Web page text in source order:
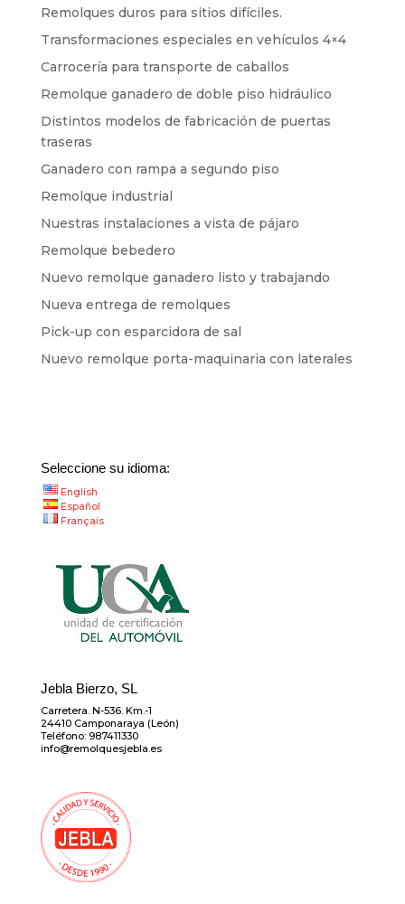
Remolques duros para sitios difíciles.
Transformaciones especiales en vehículos 4×4
Carrocería para transporte de caballos
Remolque ganadero de doble piso hidráulico
Distintos modelos de fabricación de puertas
traseras
Ganadero con rampa a segundo piso
Remolque industrial
Nuestras instalaciones a vista de pájaro
Remolque bebedero
Nuevo remolque ganadero listo y trabajando
Nueva entrega de remolques
Pick-up con esparcidora de sal
Nuevo remolque porta-maquinaria con laterales
Seleccione su idioma:
English
Español
Français
Jebla Bierzo, SL
Carretera. N-536. Km.-1
24410 Camponaraya (León)
Teléfono: 987411330
info@remolquesjebla.es